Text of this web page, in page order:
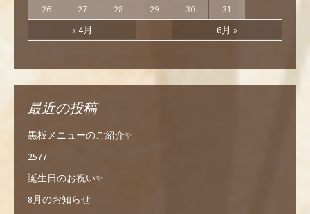
« 4月 6月 »
26
27 28 29 30 31
最近の投稿
黒板メニューのご紹介✨
2577
誕生日のお祝い✨
8月のお知らせ